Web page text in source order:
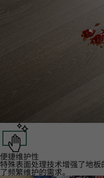
便捷维护性‌
特殊表面处理技术增强了地
了频繁维护的需求。